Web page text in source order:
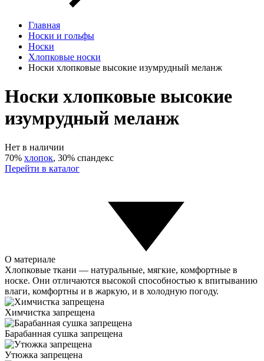
Главная
Носки и гольфы
Носки
Хлопковые носки
Носки хлопковые высокие изумрудный меланж
Носки хлопковые высокие
изумрудный меланж
Нет в наличии
70% хлопок, 30% спандекс
Перейти в каталог
О материале
Хлопковые ткани — натуральные, мягкие, комфортные в
носке. Они отличаются высокой способностью к впитыванию
влаги, комфортны и в жаркую, и в холодную погоду.
Химчистка запрещена
Барабанная сушка запрещена
Утюжка запрещена